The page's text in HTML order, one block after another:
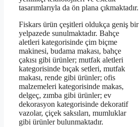
tasarımlarıyla da ön plana çıkmaktadır.
Fiskars ürün çeşitleri oldukça geniş bir
yelpazede sunulmaktadır. Bahçe
aletleri kategorisinde çim biçme
makinesi, budama makası, bahçe
çakısı gibi ürünler; mutfak aletleri
kategorisinde bıçak setleri, mutfak
makası, rende gibi ürünler; ofis
malzemeleri kategorisinde makas,
delgeç, zımba gibi ürünler; ev
dekorasyon kategorisinde dekoratif
vazolar, çiçek saksıları, mumluklar
gibi ürünler bulunmaktadır.